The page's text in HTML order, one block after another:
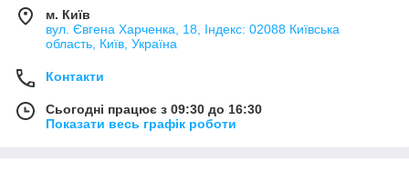
м. Київ
вул. Євгена Харченка, 18, Індекс: 02088 Київська
область, Київ, Україна
Контакти
Сьогодні працює з 09:30 до 16:30
Показати весь графік роботи